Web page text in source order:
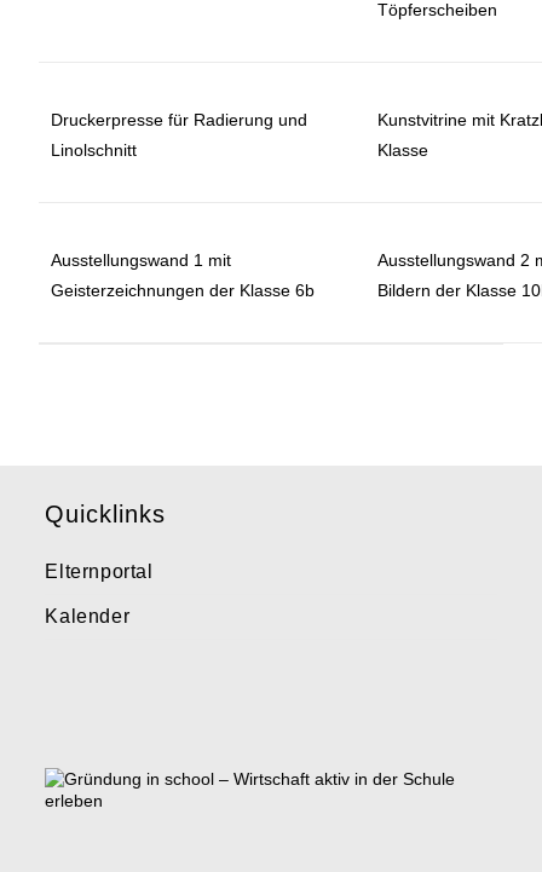
Töpferscheiben
Druckerpresse für Radierung und
Linolschnitt
Kunstvitrine mit
Klasse
Ausstellungswand 1 mit
Geisterzeichnungen der Klasse 6b
Ausstellungswand 2
Bildern der Klasse
Quicklinks
Elternportal
Kalender